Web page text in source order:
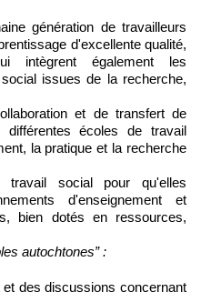
génération de travailleurs
d'excellente qualité,
intègrent également les
issues de la recherche,
et de transfert de
différentes écoles de travail
la pratique et la recherche
social pour qu'elles
d'enseignement et
bien dotés en ressources,
autochtones” :
des discussions concernant